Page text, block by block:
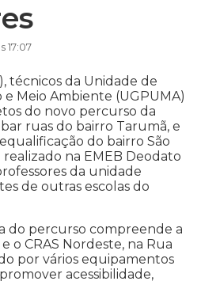
17:07
técnicos da Unidade de
Meio Ambiente (UGPUMA)
do novo percurso da
ruas do bairro Tarumã, e
do bairro São
na EMEB Deodato
da unidade
de outras escolas do
do percurso compreende a
o CRAS Nordeste, na Rua
por vários equipamentos
acessibilidade,